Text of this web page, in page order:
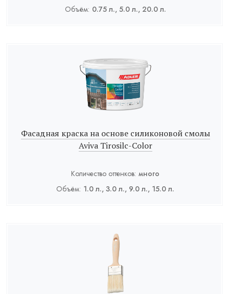
Объём: 0.75 л., 5.0 л., 20.0 л.
Фасадная краска на основе силиконовой смолы
Aviva Tirosilc-Color
Количество оттенков: много
Объём: 1.0 л., 3.0 л., 9.0 л., 15.0 л.